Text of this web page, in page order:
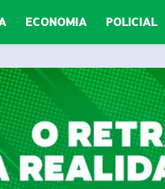
ECONOMIA POLICIAL